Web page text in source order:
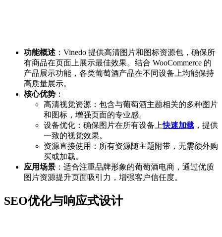
功能概述 ：Vinedo 提供高清图片和图标资源包，确保所
有商品在页面上展示最佳效果。结合 WooCommerce 的
产品展示功能，各类葡萄酒产品在不同设备上均能保持
高质量展示。
核心优势 ：
高清视觉资源：包含与葡萄酒主题相关的多种图片
和图标，增强页面的专业感。
设备优化：确保图片在所有设备上快速加载 ，提供
一致的视觉效果。
资源直接使用：所有资源随主题附带，无需额外购
买或加载。
应用场景 ：适合注重品牌形象的葡萄酒电商，通过优质
图片资源提升页面吸引力，增强客户信任度。
SEO优化与响应式设计